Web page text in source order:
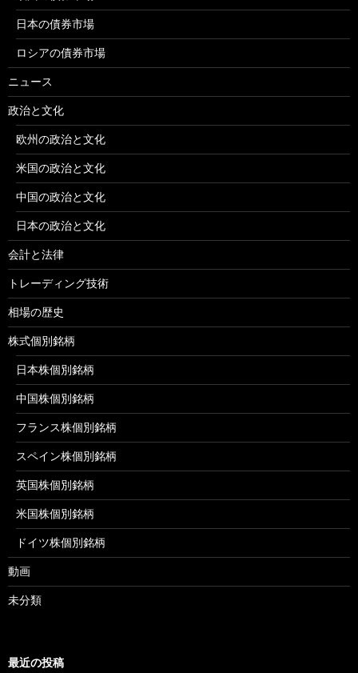
日本の債券市場
ロシアの債券市場
ニュース
政治と文化
欧州の政治と文化
米国の政治と文化
中国の政治と文化
日本の政治と文化
会計と法律
トレーディング技術
相場の歴史
株式個別銘柄
日本株個別銘柄
中国株個別銘柄
フランス株個別銘柄
スペイン株個別銘柄
英国株個別銘柄
米国株個別銘柄
ドイツ株個別銘柄
動画
未分類
最近の投稿